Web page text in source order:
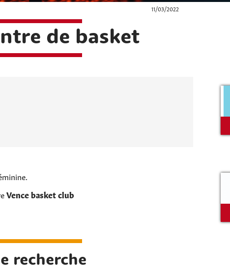
11/03/2022
de basket
Vence basket club
recherche